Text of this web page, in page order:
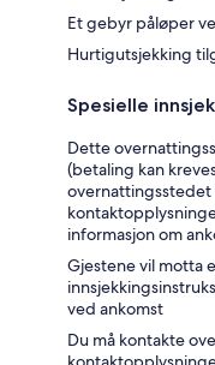
Et gebyr påløper
Hurtigutsjekking
Spesielle
Dette
(betaling kan
overnattingsstedet
informasjon om
Gjestene vil motta
ved ankomst
Du må kontakte